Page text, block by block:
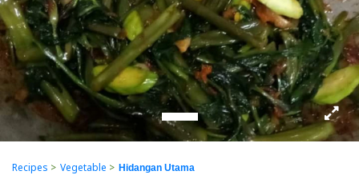
Recipes > Vegetable > Hidangan Utama